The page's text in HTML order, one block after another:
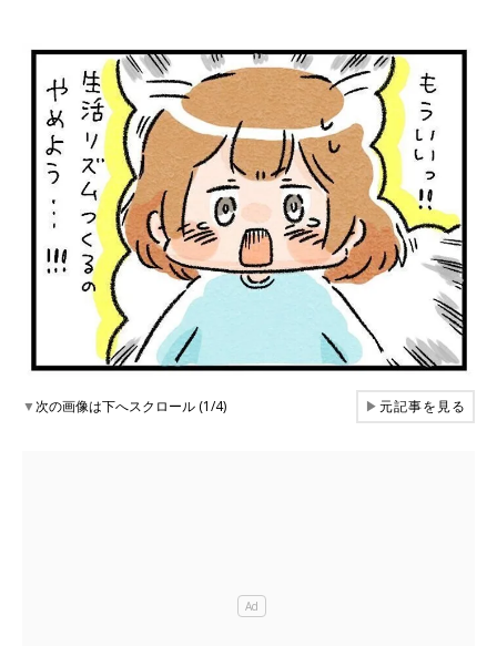
▼次の画像は下へスクロール (1/4) ▶元記事を見る